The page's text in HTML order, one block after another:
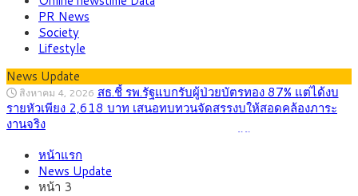
PR News
Society
Lifestyle
News Update
สิงหาคม 3, 2026 กรุงศรี คาดเงินบาทสัปดาห์นี้ซื้อขายในกรอบ
33.00-33.60 ติดตามข้อมูลจ้างงานสหรัฐฯ
เดินหน้า 5 ยุทธศาสตร์ รื้อโครงสร้างเศรษฐกิจ ดันไทยโตเต็ม
ศักยภาพ
กรกฎาคม 27, 2026
หน้าแรก
News Update
หน้า 3